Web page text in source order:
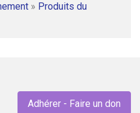
» Produits du
Adhérer - Faire un don